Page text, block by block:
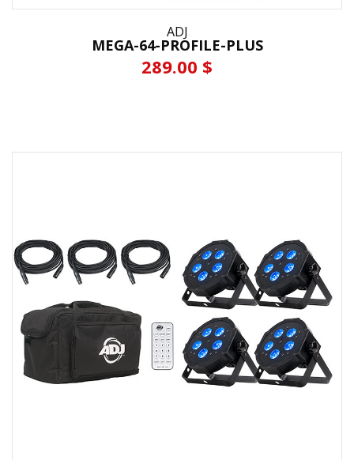
ADJ
MEGA-64-PROFILE-PLUS
289.00 $